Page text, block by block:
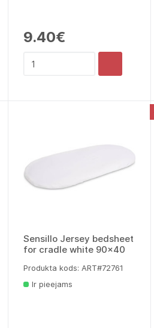
9.40€
Sensillo Jersey bedsheet
for cradle white 90x40
Produkta kods: ART#72761
Ir pieejams